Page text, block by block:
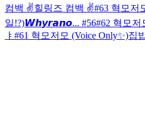
컴백 ✌️힐링즈 컴백 ✌️#63 혁모저
일!?)𝙒𝙝𝙮𝙧𝙖𝙣𝙤... #56#62 혁모저
ㅑ #61 혁모저모 (Voice Only✨)집